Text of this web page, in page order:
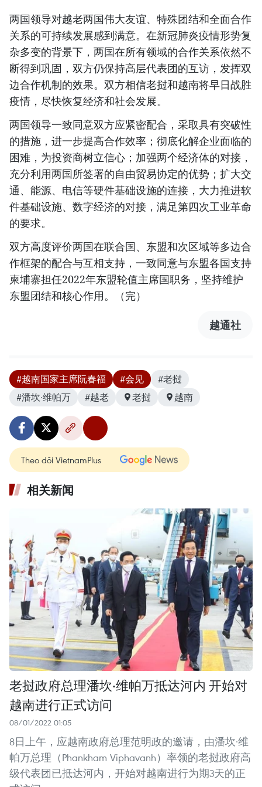
两国领导对越老两国伟大友谊、特殊团结和全面合作
关系的可持续发展感到满意。在新冠肺炎疫情形势复
杂多变的背景下，两国在所有领域的合作关系依然不
断得到巩固，双方仍保持高层代表团的互访，发挥双
边合作机制的效果。双方相信老挝和越南将早日战胜
疫情，尽快恢复经济和社会发展。
两国领导一致同意双方应紧密配合，采取具有突破性
的措施，进一步提高合作效率；彻底化解企业面临的
困难，为投资商树立信心；加强两个经济体的对接，
充分利用两国所签署的自由贸易协定的优势；扩大交
通、能源、电信等硬件基础设施的连接，大力推进软
件基础设施、数字经济的对接，满足第四次工业革命
的要求。
双方高度评价两国在联合国、东盟和次区域等多边合
作框架的配合与互相支持，一致同意与东盟各国支持
柬埔寨担任2022年东盟轮值主席国职务，坚持维护
东盟团结和核心作用。（完）
越通社
#越南国家主席阮春福 #会见
#老挝
#潘坎·维帕万
#越老 老挝 越南
Theo dõi VietnamPlus
相关新闻
老挝政府总理潘坎·维帕万抵达河内 开始对
越南进行正式访问
08/01/2022 01:05
8日上午，应越南政府总理范明政的邀请，由潘坎·维
帕万总理（Phankham Viphavanh）率领的老挝政府高
级代表团已抵达河内，开始对越南进行为期3天的正